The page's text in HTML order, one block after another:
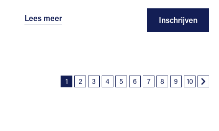
Lees meer Inschrijven
1 2 3 4 5 6 7 8 9 10